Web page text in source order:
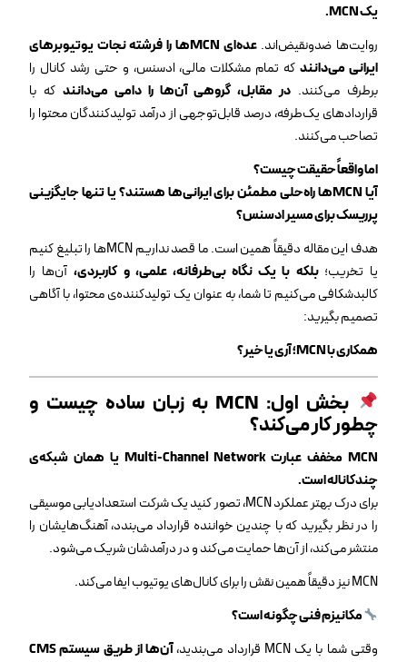
یک MCN.
روایت‌ها ضدونقیض‌اند.
عده‌ای MCNها را فرشته نجات یوتیوبرهای
ایرانی می‌دانندکه تمام مشکلات مالی، ادسنس، و حتی رشد کانال را
برطرف می‌کنند. در مقابل، گروهی آن‌ها را دامی می‌دانند که با
قراردادهای یک‌طرفه، درصد قابل‌توجهی از درآمد تولیدکنندگان محتوا را
تصاحب می‌کنند.
اما واقعاً حقیقت چیست؟
آیاMCN
ها راه‌حلی مطمئن برای ایرانی‌ها هستند؟ یا تنها جایگزینی
پرریسک برای مسیر ادسنس؟
هدف این مقاله دقیقاً همین است. ما قصد نداریم MCNها را تبلیغ کنیم
یا تخریب؛ بلکه با یک نگاه بی‌طرفانه، علمی، و کاربردی،آن‌ها را
کالبدشکافی می‌کنیم تا شما، به عنوان یک تولیدکننده‌ی محتوا، با آگاهی
تصمیم بگیرید:
همکاری با
؛ آری یا خیر؟
بخش اول: MCN به زبان ساده چیست و
چطور کار می‌کند؟
MCN مخفف عبارت Multi-Channel Network یا همان شبکه‌ی
چندکاناله است.
برای درک بهتر عملکرد MCN، تصور کنید یک شرکت استعدادیابی موسیقی
را در نظر بگیرید که با چندین خواننده قرارداد می‌بندد، آهنگ‌هایشان را
منتشر می‌کند، از آن‌ها حمایت می‌کند و در درآمدشان شریک می‌شود.
MCN نیز دقیقاً همین نقش را برای کانال‌های یوتیوب ایفا می‌کند.
مکانیزم فنی چگونه است؟
وقتی شما با یک MCN قرارداد می‌بندید،
آن‌ها از طریق سیستم CMS